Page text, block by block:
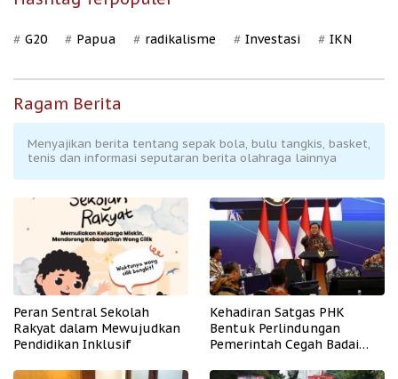
G20 Papua radikalisme Investasi IKN
Ragam Berita
Menyajikan berita tentang sepak bola, bulu tangkis, basket,
tenis dan informasi seputaran berita olahraga lainnya
Peran Sentral Sekolah
Rakyat dalam Mewujudkan
Pendidikan Inklusif
Kehadiran Satgas PHK
Bentuk Perlindungan
Pemerintah Cegah Badai